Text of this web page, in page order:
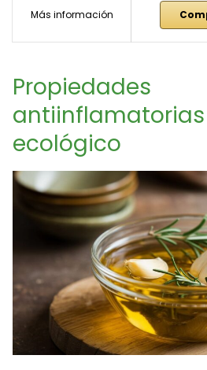
Más información
Propiedades
ecológico